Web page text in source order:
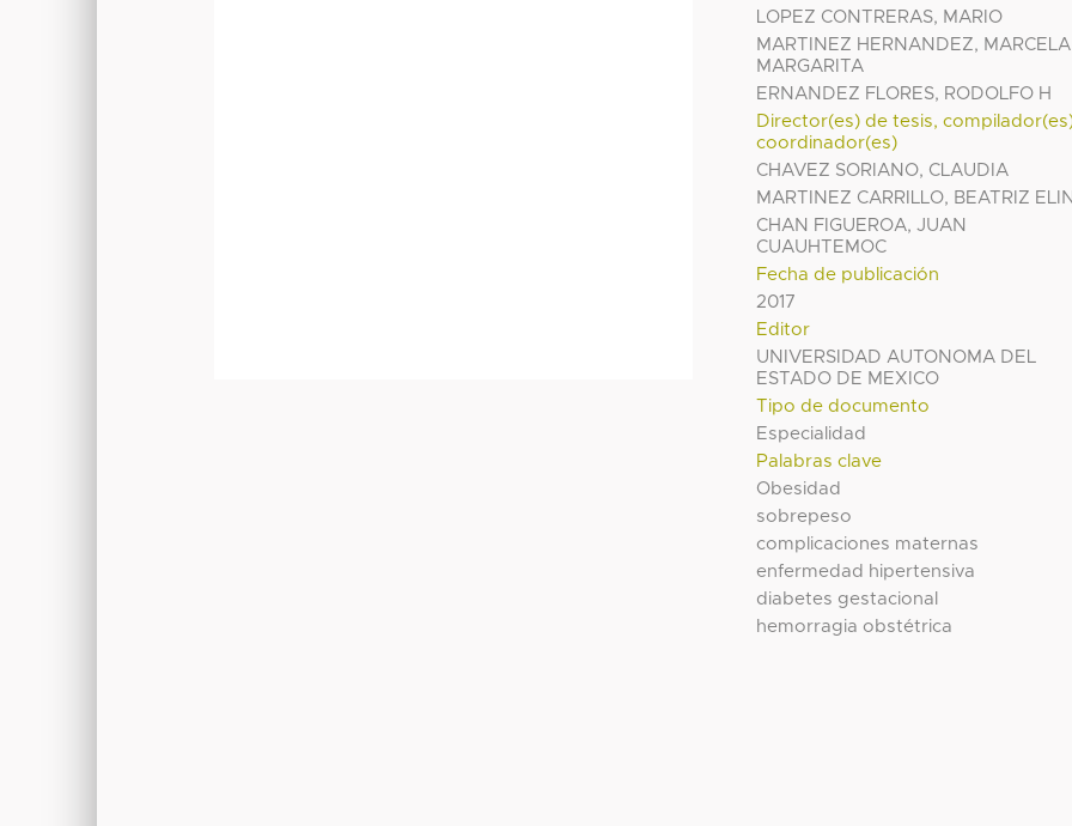
LOPEZ CONTRERAS, MARIO
MARTINEZ HERNANDEZ, MARCELA
MARGARITA
ERNANDEZ FLORES, RODOLFO H
Director(es) de tesis,
coordinador(es)
CHAVEZ SORIANO, CLAUDIA
MARTINEZ CARRILLO, BEATRIZ
CHAN FIGUEROA, JUAN
CUAUHTEMOC
Fecha de publicación
2017
Editor
UNIVERSIDAD AUTONOMA DEL
ESTADO DE MEXICO
Tipo de documento
Especialidad
Palabras clave
Obesidad
sobrepeso
complicaciones maternas
enfermedad hipertensiva
diabetes gestacional
hemorragia obstétrica